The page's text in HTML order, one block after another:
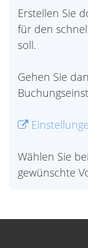
Erstellen Sie
für den
soll.
Gehen Sie
Wählen Sie
gewünschte